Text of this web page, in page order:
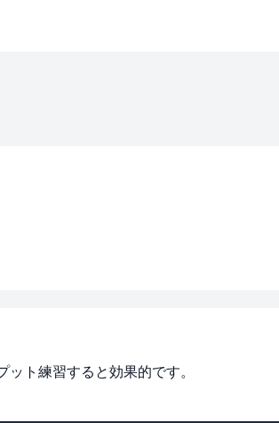
ト練習すると効果的です。